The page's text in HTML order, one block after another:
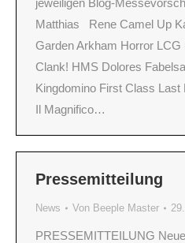
jeweiligen Blog-
Matthias Rene Camel Up
Garden Arkham Horror
Clank! HMS Dolores
Kingdomino First Class
Il Magnifico…
Pressemitteilung
News Von Beeple Master
PRESSEMITTEILUNG